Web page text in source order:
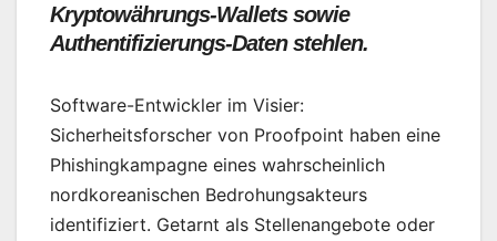
Kryptowährungs-Wallets sowie
Authentifizierungs-Daten stehlen.
Software-Entwickler im Visier:
Sicherheitsforscher von Proofpoint haben eine
Phishingkampagne eines wahrscheinlich
nordkoreanischen Bedrohungsakteurs
identifiziert. Getarnt als Stellenangebote oder